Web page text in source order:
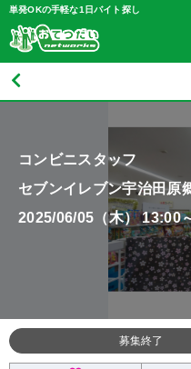
単発OKの手軽な1日バイト探し
コンビニスタッフ
セブンイレブン宇治田原
2025/06/05（木） 13:00
募集終了